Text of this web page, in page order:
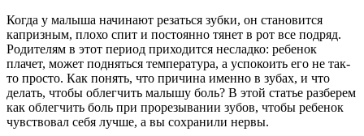
Когда у малыша начинают резаться зубки, он становится
капризным, плохо спит и постоянно тянет в рот все подряд.
Родителям в этот период приходится несладко: ребенок
плачет, может подняться температура, а успокоить его не так-
то просто. Как понять, что причина именно в зубах, и что
делать, чтобы облегчить малышу боль? В этой статье разберем
как облегчить боль при прорезывании зубов, чтобы ребенок
чувствовал себя лучше, а вы сохранили нервы.